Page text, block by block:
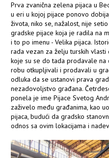
Prva zvanična zelena pijaca u
u eri u kojoj pijace ponovo
života, niko se, nažalost, nije
gradske pijace koja je radila na
i to po imenu - Velika pijaca.
rada vezan za želju turskih
koje su se do tada prodavale na
robu otkupljivali i prodavali u
odluka da se ustanovi prava
nezadovoljstvo građana.
ponela je ime Pijace Svetog
zaživelo među građanima, kao
pijaca, budući da gradsko
odnos sa ovim lokacijama i